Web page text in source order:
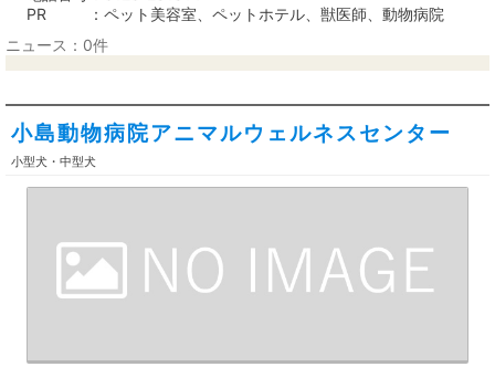
PR
ペット美容室、ペットホテル、獣医師、動物病院
ニュース：0件
小島動物病院アニマルウェルネスセンター
小型犬・中型犬